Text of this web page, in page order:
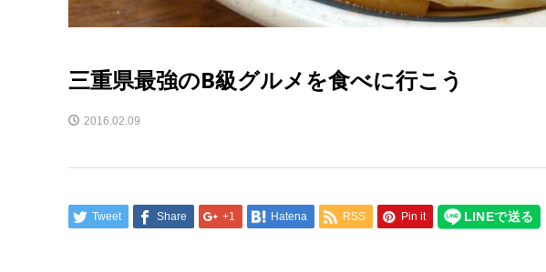
三重県最強のB級グルメを食べに行こう
2016.02.09
Tweet Share +1 Hatena RSS Pin it